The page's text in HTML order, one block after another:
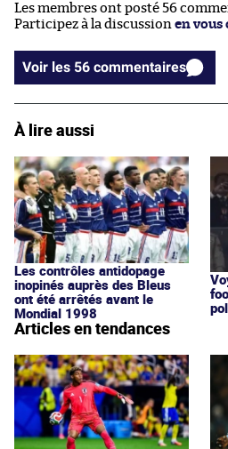
Les membres ont posté 56
Participez à la discussion en vous
Voir les 56 commentaires
À lire aussi
Les contrôles antidopage
inopinés auprès des Bleus
ont été arrêtés avant le
Mondial 1998
Articles en tendances